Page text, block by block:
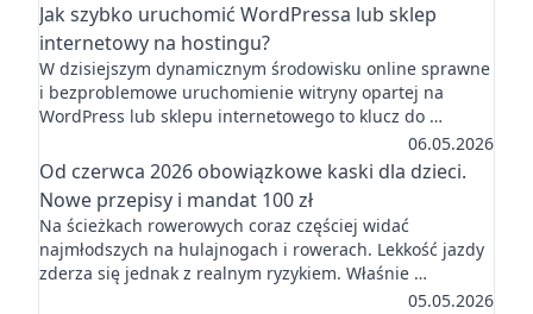
Jak szybko uruchomić WordPressa lub sklep
internetowy na hostingu?
W dzisiejszym dynamicznym środowisku online sprawne
i bezproblemowe uruchomienie witryny opartej na
WordPress lub sklepu internetowego to klucz do …
06.05.2026
Od czerwca 2026 obowiązkowe kaski dla dzieci.
Nowe przepisy i mandat 100 zł
Na ścieżkach rowerowych coraz częściej widać
najmłodszych na hulajnogach i rowerach. Lekkość jazdy
zderza się jednak z realnym ryzykiem. Właśnie …
05.05.2026